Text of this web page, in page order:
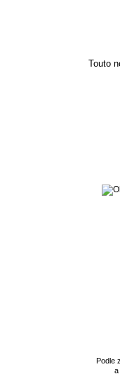
Touto
Podle
a